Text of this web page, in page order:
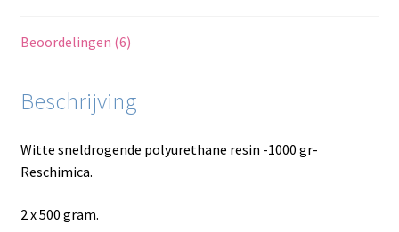
Beoordelingen (6)
Beschrijving
Witte sneldrogende polyurethane resin -1000 gr-
Reschimica.
2 x 500 gram.